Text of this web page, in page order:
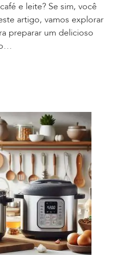
e leite? Se sim, você
artigo, vamos explorar
preparar um delicioso